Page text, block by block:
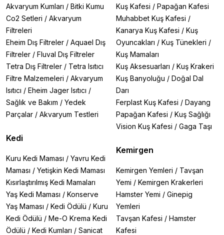
Akvaryum Kumları / Bitki Kumu
Co2 Setleri / Akvaryum
Filtreleri
Eheim Dış Filtreler / Aquael Dış
Filtreler / Fluval Dış Filtreler
Tetra Dış Filtreler / Tetra Isıtıcı
Filtre Malzemeleri / Akvaryum
Isıtıcı / Eheim Jager Isıtıcı /
Sağlık ve Bakım / Yedek
Parçalar / Akvaryum Testleri
Kedi
Kuru Kedi Maması / Yavru Kedi
Maması / Yetişkin Kedi Maması
Kısırlaştırılmış Kedi Mamaları
Yaş Kedi Maması / Konserve
Yaş Maması / Kedi Ödülü / Kuru
Kedi Ödülü / Me-O Krema Kedi
Ödülü / Kedi Kumları / Sanicat
Kuş Kafesi / Papağan Kafesi
Muhabbet Kuş Kafesi /
Kanarya Kuş Kafesi / Kuş
Oyuncakları / Kuş Tünekleri /
Kuş Mamaları
Kuş Aksesuarları / Kuş Krakeri
Kuş Banyoluğu / Doğal Dal
Darı
Ferplast Kuş Kafesi / Dayang
Papağan Kafesi / Kuş Sağlığı
Vision Kuş Kafesi / Gaga Taşı
Kemirgen
Kemirgen Yemleri / Tavşan
Yemi / Kemirgen Krakerleri
Hamster Yemi / Ginepig
Yemleri
Tavşan Kafesi / Hamster
Kafesi